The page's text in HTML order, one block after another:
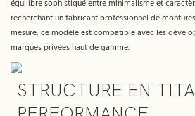
équilibre sophistiqué entre minimalisme et
recherchant un fabricant professionnel de
mesure, ce modèle est compatible avec les
marques privées haut de gamme.
STRUCTURE EN